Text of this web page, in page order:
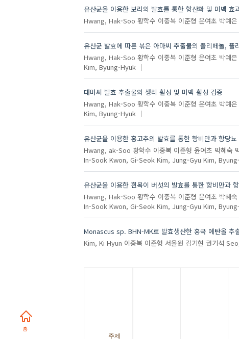
홈
유산균을 이용한 보리의 발효를 통한 항산화 및 미백 효
Hwang, Hak-Soo 황학수 이중복 이준형 윤여초 박예은
유산균 발효에 따른 볶은 아마씨 추출물의 폴리페놀, 플
Hwang, Hak-Soo 황학수 이중복 이준형 윤여초 박예은
Kim, Byung-Hyuk
대마씨 발효 추출물의 생리 활성 및 미백 활성 검증
Hwang, Hak-Soo 황학수 이중복 이준형 윤여초 박예은
Kim, Byung-Hyuk
유산균을 이용한 홍고추의 발효를 통한 항비만과 항당뇨
Hwang, ak-Soo 황학수 이중복 이준형 윤여초 박혜숙
In-Sook Kwon, Gi-Seok Kim, Jung-Gyu Kim,
유산균을 이용한 흰목이 버섯의 발효를 통한 항비만과
Hwang, Hak-Soo 황학수 이중복 이준형 윤여초 박혜숙
In-Sook Kwon, Gi-Seok Kim, Jung-Gyu Kim,
Monascus sp. BHN-MK로 발효생산한 홍국 에탄올 추
Kim, Ki Hyun 이중복 이준형 서을원 김기현 권기석
주제